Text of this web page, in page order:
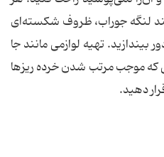
لنگه جوراب، ظروف شکسته‌ای
بیندازید. تهیه لوازمی مانند جا
که موجب مرتب شدن خرده ریزها
دهید.